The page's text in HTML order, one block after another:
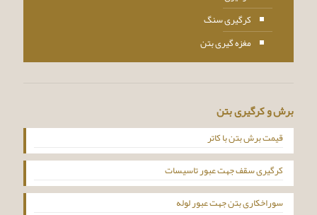
کرگیری سنگ
مغزه گیری بتن
برش و کرگیری بتن
قیمت برش بتن با کاتر
کرگیری سقف جهت عبور تاسیسات
سوراخکاری بتن جهت عبور لوله